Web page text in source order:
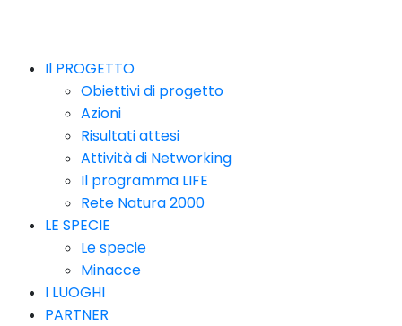
Il PROGETTO
Obiettivi di progetto
Azioni
Risultati attesi
Attività di Networking
Il programma LIFE
Rete Natura 2000
LE SPECIE
Le specie
Minacce
I LUOGHI
PARTNER